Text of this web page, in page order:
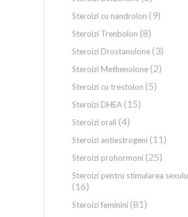
Steroizi cu nandrolon (9)
Steroizi Trenbolon (8)
Steroizi Drostanolone(3)
Steroizi Methenolone(2)
Steroizi cu trestolon (5)
Steroizi DHEA(15)
Steroizi orali(4)
Steroizi antiestrogeni(11)
Steroizi prohormoni(25)
Steroizi pentru stimularea
(16)
Steroizi feminini(81)